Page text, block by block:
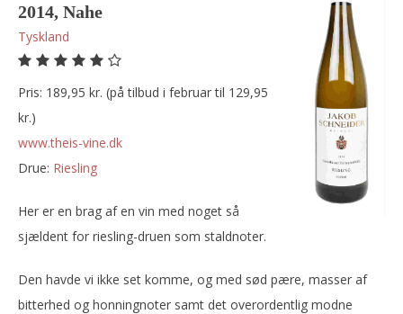
2014, Nahe
Tyskland
Pris: 189,95 kr. (på tilbud i februar til 129,95
kr.)
www.theis-vine.dk
Drue:
riesling
Her er en brag af en vin med noget så
sjældent for riesling-druen som staldnoter.
Den havde vi ikke set komme, og med sød pære, masser af
bitterhed og honningnoter samt det overordentlig modne